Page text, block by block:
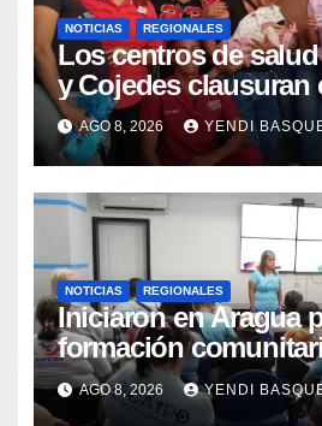
NOTICIAS REGIONALES
Los centros de
y Cojedes clausuran
Semana Mundial de
Materna
AGO 8, 2026 YENDI
NOTICIAS REGIONALES
Iniciaron en Aragua
formación
atención a personas
discapacidad
AGO 8, 2026 YENDI